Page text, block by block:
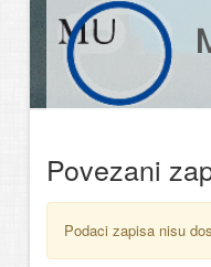
Povezani
Podaci zapisa nisu